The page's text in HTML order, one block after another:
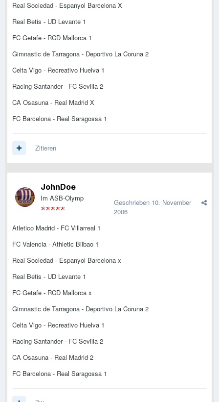
Real Sociedad - Espanyol Barcelona X
Real Betis - UD Levante 1
FC Getafe - RCD Mallorca 1
Gimnastic de Tarragona - Deportivo La Coruna 2
Celta Vigo - Recreativo Huelva 1
Racing Santander - FC Sevilla 2
CA Osasuna - Real Madrid X
FC Barcelona - Real Saragossa 1
Zitieren
JohnDoe
Im ASB-Olymp Geschrieben 10. November
2006
Atletico Madrid - FC Villarreal 1
FC Valencia - Athletic Bilbao 1
Real Sociedad - Espanyol Barcelona x
Real Betis - UD Levante 1
FC Getafe - RCD Mallorca x
Gimnastic de Tarragona - Deportivo La Coruna 2
Celta Vigo - Recreativo Huelva 1
Racing Santander - FC Sevilla 2
CA Osasuna - Real Madrid 2
FC Barcelona - Real Saragossa 1